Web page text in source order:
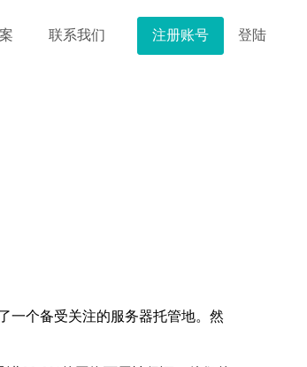
联系我们 注册账号 登陆
一个备受关注的服务器托管地。然